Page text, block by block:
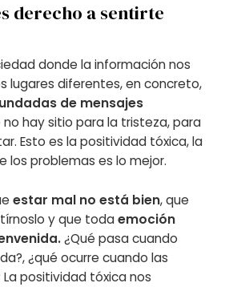
derecho a sentirte
donde la información nos
lugares diferentes, en concreto,
de mensajes
hay sitio para la tristeza, para
Esto es la positividad tóxica, la
los problemas es lo mejor.
estar mal no está bien, que
y que todaemoción
¿Qué pasa cuando
¿qué ocurre cuando las
positividad tóxica nos